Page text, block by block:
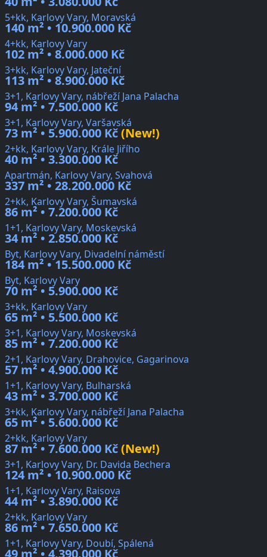
5+kk, Karlovy Vary, Moravská
140 m² • 10.900.000 Kč
4+kk, Karlovy Vary
102 m² • 8.000.000 Kč
3+kk, Karlovy Vary, Jateční
113 m² • 8.900.000 Kč
3+1, Karlovy Vary, nábřeží Jana Palacha
94 m² • 7.500.000 Kč
3+1, Karlovy Vary, Varšavská
73 m² • 5.900.000 Kč(New!)
2+kk, Karlovy Vary, Krále Jiřího
40 m² • 3.300.000 Kč
Apartmán, Karlovy Vary, Svahová
337 m² • 28.200.000 Kč
2+kk, Karlovy Vary, Šumavská
86 m² • 7.200.000 Kč
1+1, Karlovy Vary, Moskevská
34 m² • 2.850.000 Kč
Byt, Karlovy Vary, Divadelní náměstí
184 m² • 15.500.000 Kč
Byt, Karlovy Vary
70 m² • 5.900.000 Kč
3+kk, Karlovy Vary
65 m² • 5.500.000 Kč
3+1, Karlovy Vary, Moskevská
85 m² • 7.200.000 Kč
2+1, Karlovy Vary, Drahovice, Gagarinova
57 m² • 4.900.000 Kč
1+1, Karlovy Vary, Bulharská
43 m² • 3.700.000 Kč
3+kk, Karlovy Vary, nábřeží Jana Palacha
65 m² • 5.600.000 Kč
2+kk, Karlovy Vary
87 m² • 7.600.000 Kč(New!)
3+1, Karlovy Vary, Dr. Davida Bechera
124 m² • 10.900.000 Kč
1+1, Karlovy Vary, Raisova
44 m² • 3.890.000 Kč
2+kk, Karlovy Vary
86 m² • 7.650.000 Kč
1+1, Karlovy Vary, Doubí, Spálená